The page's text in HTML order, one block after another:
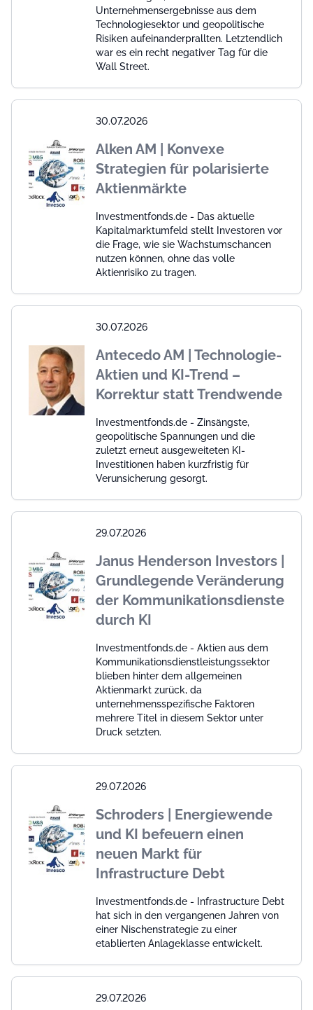
Unternehmensergebnisse aus dem
Technologiesektor und geopolitische
Risiken aufeinanderprallten. Letztendlich
war es ein recht negativer Tag für die
Wall Street.
30.07.2026
Alken AM | Konvexe
Strategien für polarisierte
Aktienmärkte
Investmentfonds.de - Das aktuelle
Kapitalmarktumfeld stellt Investoren vor
die Frage, wie sie Wachstumschancen
nutzen können, ohne das volle
Aktienrisiko zu tragen.
30.07.2026
Antecedo AM | Technologie-
Aktien und KI-Trend –
Korrektur statt Trendwende
Investmentfonds.de - Zinsängste,
geopolitische Spannungen und die
zuletzt erneut ausgeweiteten KI-
Investitionen haben kurzfristig für
Verunsicherung gesorgt.
29.07.2026
Janus Henderson Investors |
Grundlegende Veränderung
der Kommunikationsdienste
durch KI
Investmentfonds.de - Aktien aus dem
Kommunikationsdienstleistungssektor
blieben hinter dem allgemeinen
Aktienmarkt zurück, da
unternehmensspezifische Faktoren
mehrere Titel in diesem Sektor unter
Druck setzten.
29.07.2026
Schroders | Energiewende
und KI befeuern einen
neuen Markt für
Infrastructure Debt
Investmentfonds.de - Infrastructure Debt
hat sich in den vergangenen Jahren von
einer Nischenstrategie zu einer
etablierten Anlageklasse entwickelt.
29.07.2026